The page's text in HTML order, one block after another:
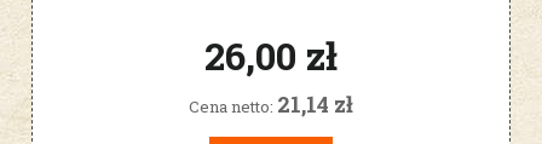
26,00 zł
Cena netto: 21,14 zł